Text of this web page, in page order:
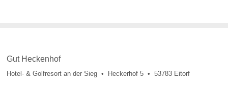
Gut Heckenhof
Hotel- & Golfresort an der Sieg • Heckerhof 5 • 53783 Eitorf